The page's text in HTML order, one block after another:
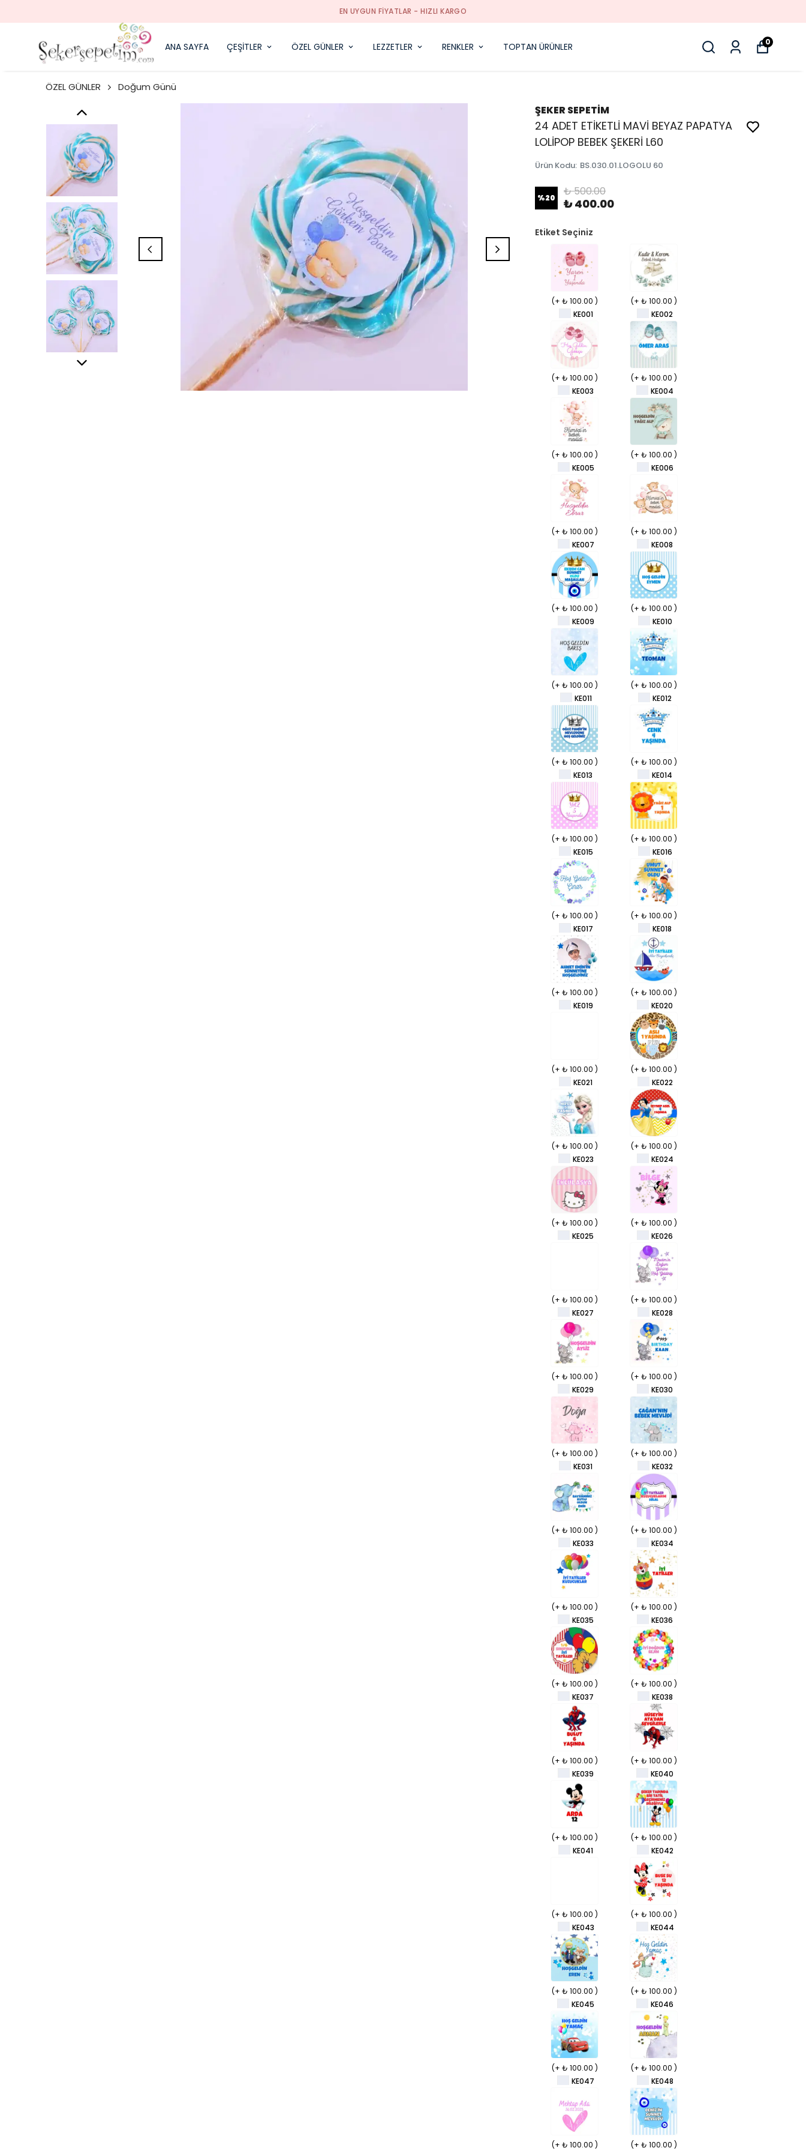
EN UYGUN FIYATLAR - HIZLI KARGO
ANA SAYFA ÇEŞİTLER ÖZEL GÜNLER LEZZETLER RENKLER TOPTAN ÜRÜNLER 0
ÖZEL GÜNLER Doğum Günü
ŞEKER SEPETİM
24 ADET ETİKETLİ MAVİ BEYAZ PAPATYA
LOLİPOP BEBEK ŞEKERİ L60
Ürün Kodu: BS.030.01.LOGOLU 60
%20 ₺ 500.00
₺ 400.00
Etiket Seçiniz
(+ ₺ 100.00 )
KE001
(+ ₺ 100.00 )
KE002
(+ ₺ 100.00 )
KE003
(+ ₺ 100.00 )
KE004
(+ ₺ 100.00 )
KE005
(+ ₺ 100.00 )
KE006
(+ ₺ 100.00 )
KE007
(+ ₺ 100.00 )
KE008
(+ ₺ 100.00 )
KE009
(+ ₺ 100.00 )
KE010
(+ ₺ 100.00 )
KE011
(+ ₺ 100.00 )
KE012
(+ ₺ 100.00 )
KE013
(+ ₺ 100.00 )
KE014
(+ ₺ 100.00 )
KE015
(+ ₺ 100.00 )
KE016
(+ ₺ 100.00 )
KE017
(+ ₺ 100.00 )
KE018
(+ ₺ 100.00 )
KE019
(+ ₺ 100.00 )
KE020
(+ ₺ 100.00 )
KE021
(+ ₺ 100.00 )
KE022
(+ ₺ 100.00 )
KE023
(+ ₺ 100.00 )
KE024
(+ ₺ 100.00 )
KE025
(+ ₺ 100.00 )
KE026
(+ ₺ 100.00 )
KE027
(+ ₺ 100.00 )
KE028
(+ ₺ 100.00 )
KE029
(+ ₺ 100.00 )
KE030
(+ ₺ 100.00 )
KE031
(+ ₺ 100.00 )
KE032
(+ ₺ 100.00 )
KE033
(+ ₺ 100.00 )
KE034
(+ ₺ 100.00 )
KE035
(+ ₺ 100.00 )
KE036
(+ ₺ 100.00 )
KE037
(+ ₺ 100.00 )
KE038
(+ ₺ 100.00 )
KE039
(+ ₺ 100.00 )
KE040
(+ ₺ 100.00 )
KE041
(+ ₺ 100.00 )
KE042
(+ ₺ 100.00 )
KE043
(+ ₺ 100.00 )
KE044
(+ ₺ 100.00 )
KE045
(+ ₺ 100.00 )
KE046
(+ ₺ 100.00 )
KE047
(+ ₺ 100.00 )
KE048
(+ ₺ 100.00 ) (+ ₺ 100.00 )